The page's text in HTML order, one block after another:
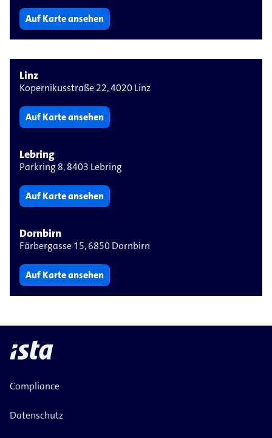
Auf Karte ansehen
Linz
Kopernikusstraße 22, 4020 Linz
Auf Karte ansehen
Lebring
Parkring 8, 8403 Lebring
Auf Karte ansehen
Dornbirn
Färbergasse 15, 6850 Dornbirn
Auf Karte ansehen
Compliance
Datenschutz